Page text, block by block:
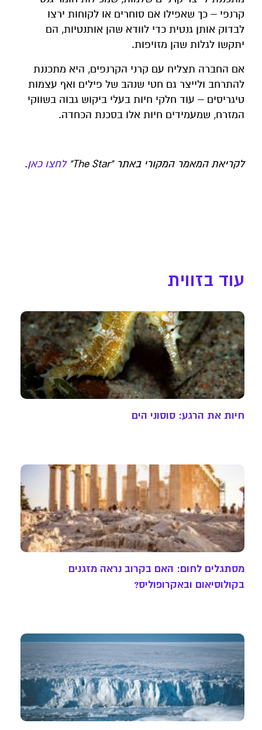
קרנפי – כך שאפילו אם סוחרים או לקוחות ירצו
לבדוק אותן גנטית כדי לוודא שהן אותנטיות, הם
יתקשו לגלות שהן מזויפות.
אם החברה תצליח עם קרני הקרנפים, היא מתכננת
להתרחב ולייצר גם חטי שנהב של פילים ואף עצמות
טיגריסים – עוד חלקי חיות בעלי ביקוש גבוה בשווקי
המזרח, שמעמידים חיות אלו בסכנת הכחדה.
לקריאת המאמר המקורי באתר "The Star" לחצו כאן.
עוד בזווית
חיות את הרגע: סוסוני הים
מסתגלים לחום: האם בקרוב נראה מזגנים
בקולוסיאום ובאקרופוליס?